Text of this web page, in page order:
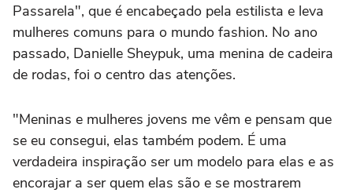
Passarela", que é encabeçado pela estilista e leva
mulheres comuns para o mundo fashion. No ano
passado, Danielle Sheypuk, uma menina de cadeira
de rodas, foi o centro das atenções.
"Meninas e mulheres jovens me vêm e pensam que
se eu consegui, elas também podem. É uma
verdadeira inspiração ser um modelo para elas e as
encorajar a ser quem elas são e se mostrarem